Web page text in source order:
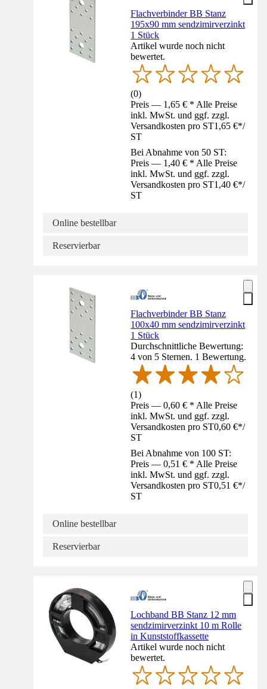
Flachverbinder BB Stanz
195x90 mm sendzimirverzinkt
1 Stück
Artikel wurde noch nicht
bewertet.
(0)
Preis — 1,65 € * Alle Preise
inkl. MwSt. und ggf. zzgl.
Versandkosten pro ST1,65 €*/
ST
Bei Abnahme von 50 ST:
Preis — 1,40 € * Alle Preise
inkl. MwSt. und ggf. zzgl.
Versandkosten pro ST1,40 €*/
ST
Online bestellbar
Reservierbar
Flachverbinder BB Stanz
100x40 mm sendzimirverzinkt
1 Stück
Durchschnittliche Bewertung:
4 von 5 Sternen. 1 Bewertung.
(1)
Preis — 0,60 € * Alle Preise
inkl. MwSt. und ggf. zzgl.
Versandkosten pro ST0,60 €*/
ST
Bei Abnahme von 100 ST:
Preis — 0,51 € * Alle Preise
inkl. MwSt. und ggf. zzgl.
Versandkosten pro ST0,51 €*/
ST
Online bestellbar
Reservierbar
Lochband BB Stanz 12 mm
sendzimirverzinkt 10 m Rolle
in Kunststoffkassette
Artikel wurde noch nicht
bewertet.